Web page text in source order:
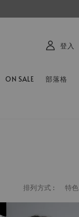
ON SALE 部落格
登入
排列方式 :